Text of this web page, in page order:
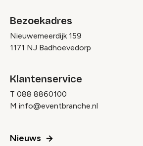
Bezoekadres
Nieuwemeerdijk 159
1171 NJ Badhoevedorp
Klantenservice
T 088 8860100
M info@eventbranche.nl
Nieuws